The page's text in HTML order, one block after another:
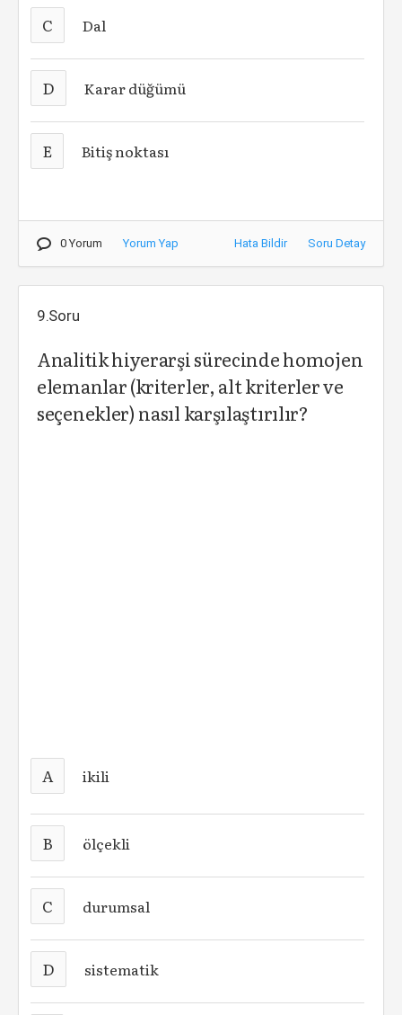
C Dal
D Karar düğümü
E Bitiş noktası
0 Yorum Yorum Yap Hata Bildir Soru Detay
9.Soru
Analitik hiyerarşi sürecinde homojen
elemanlar (kriterler, alt kriterler ve
seçenekler) nasıl karşılaştırılır?
A ikili
B ölçekli
C durumsal
D sistematik